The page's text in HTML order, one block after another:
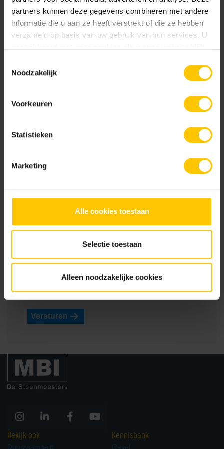
partners kunnen deze gegevens combineren met andere
informatie die u aan ze heeft verstrekt of die ze hebben
verzameld op basis van uw gebruik van hun services. U
Noodzakelijk
Voorkeuren
Statistieken
Marketing
Alle cookies toestaan
Selectie toestaan
Alleen noodzakelijke cookies
Philips Stadion - Frederiklaan 10A, 5616 LX Eindhoven
Bedrijf *
E-mailadres *
Eventuele opmerkingen
Versturen
Bekijk ook
Duurzaamheid
Kennisbank
Gevel